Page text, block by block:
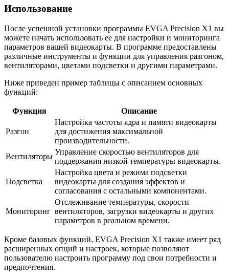
Использование
После успешной установки программы EVGA Precision X1 вы
можете начать использовать ее для настройки и мониторинга
параметров вашей видеокарты. В программе предоставлены
различные инструменты и функции для управления разгоном,
вентиляторами, цветами подсветки и другими параметрами.
Ниже приведен пример таблицы с описанием основных
функций:
Функция Описание
Разгон
Настройка частоты ядра и памяти видеокарты
для достижения максимальной
производительности.
Вентиляторы
Управление скоростью вентиляторов для
поддержания низкой температуры видеокарты.
Подсветка
Настройка цвета и режима подсветки
видеокарты для создания эффектов и
согласования с остальными компонентами.
Мониторинг
Отслеживание температуры, скорости
вентиляторов, загрузки видеокарты и других
параметров в реальном времени.
Кроме базовых функций, EVGA Precision X1 также имеет ряд
расширенных опций и настроек, которые позволяют
пользователю настроить программу под свои потребности и
предпочтения.